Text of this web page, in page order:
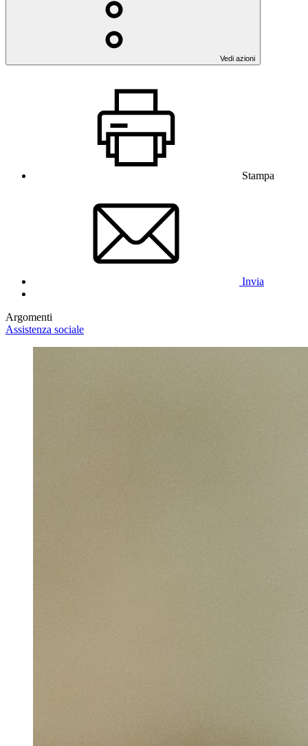
Vedi azioni
Stampa
Invia
Argomenti
Assistenza sociale